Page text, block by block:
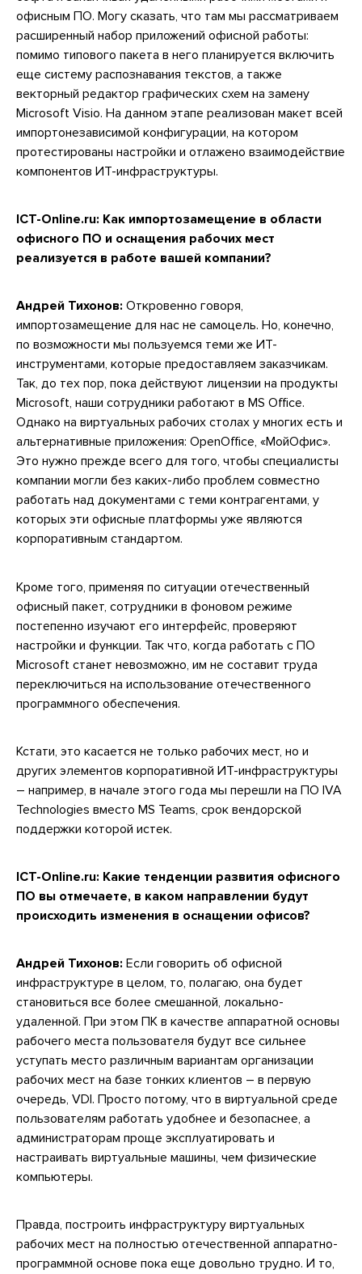
офисным ПО. Могу сказать, что там мы рассматриваем
расширенный набор приложений офисной работы:
помимо типового пакета в него планируется включить
еще систему распознавания текстов, а также
векторный редактор графических схем на замену
Microsoft Visio. На данном этапе реализован макет всей
импортонезависимой конфигурации, на котором
протестированы настройки и отлажено взаимодействие
компонентов ИТ-инфраструктуры.
ICT-Online.ru: Как импортозамещение в области
офисного ПО и оснащения рабочих мест
реализуется в работе вашей компании?
Андрей Тихонов: Откровенно говоря,
импортозамещение для нас не самоцель. Но, конечно,
по возможности мы пользуемся теми же ИТ-
инструментами, которые предоставляем заказчикам.
Так, до тех пор, пока действуют лицензии на продукты
Microsoft, наши сотрудники работают в MS Office.
Однако на виртуальных рабочих столах у многих есть и
альтернативные приложения: OpenOffice, «МойОфис».
Это нужно прежде всего для того, чтобы специалисты
компании могли без каких-либо проблем совместно
работать над документами с теми контрагентами, у
которых эти офисные платформы уже являются
корпоративным стандартом.
Кроме того, применяя по ситуации отечественный
офисный пакет, сотрудники в фоновом режиме
постепенно изучают его интерфейс, проверяют
настройки и функции. Так что, когда работать с ПО
Microsoft станет невозможно, им не составит труда
переключиться на использование отечественного
программного обеспечения.
Кстати, это касается не только рабочих мест, но и
других элементов корпоративной ИТ-инфраструктуры
– например, в начале этого года мы перешли на ПО IVA
Technologies вместо MS Teams, срок вендорской
поддержки которой истек.
ICT-Online.ru: Какие тенденции развития офисного
ПО вы отмечаете, в каком направлении будут
происходить изменения в оснащении офисов?
Андрей Тихонов: Если говорить об офисной
инфраструктуре в целом, то, полагаю, она будет
становиться все более смешанной, локально-
удаленной. При этом ПК в качестве аппаратной основы
рабочего места пользователя будут все сильнее
уступать место различным вариантам организации
рабочих мест на базе тонких клиентов – в первую
очередь, VDI. Просто потому, что в виртуальной среде
пользователям работать удобнее и безопаснее, а
администраторам проще эксплуатировать и
настраивать виртуальные машины, чем физические
компьютеры.
Правда, построить инфраструктуру виртуальных
рабочих мест на полностью отечественной аппаратно-
программной основе пока еще довольно трудно. И то,